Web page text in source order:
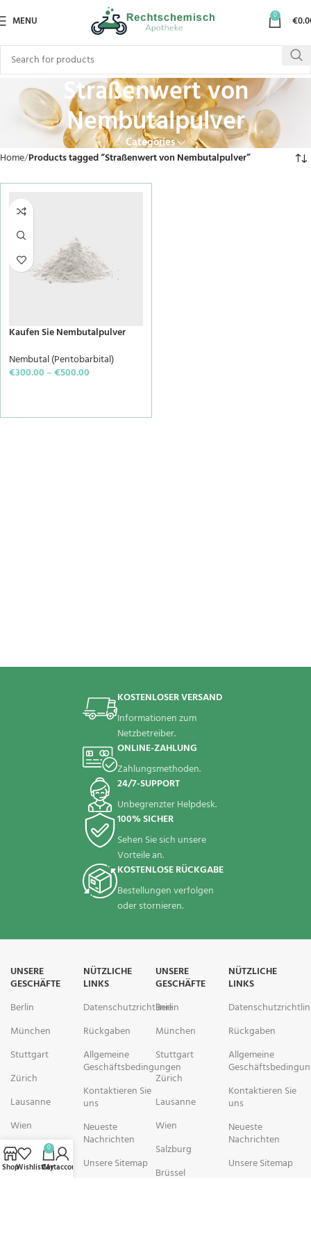
MENU 0 €
Straßenwert von
Nembutalpulver
Categories
Home Products tagged “Straßenwert von Nembutalpulver”
Kaufen Sie Nembutalpulver
Nembutal (Pentobarbital)
€300.00–€500.00
KOSTENLOSER VERSAND
Informationen zum
Netzbetreiber.
ONLINE-ZAHLUNG
Zahlungsmethoden.
24/7-SUPPORT
Unbegrenzter Helpdesk.
100% SICHER
Sehen Sie sich unsere
Vorteile an.
KOSTENLOSE RÜCKGABE
Bestellungen verfolgen
oder stornieren.
UNSERE
GESCHÄFTE
Berlin
München
Stuttgart
Zürich
Lausanne
Wien
Salzburg
Brüssel
NÜTZLICHE
LINKS
Datenschutzrichtlinie
Rückgaben
Allgemeine
Geschäftsbedingungen
Kontaktieren Sie
uns
Neueste
Nachrichten
Unsere Sitemap
UNSERE
GESCHÄFTE
Berlin
München
Stuttgart
Zürich
Lausanne
Wien
Salzburg
Brüssel
NÜTZLICHE
LINKS
Rückgaben
Allgemeine
Kontaktieren Sie
uns
Neueste
Nachrichten
Unsere Sitemap
ShopWishlist
0
Cart
My account